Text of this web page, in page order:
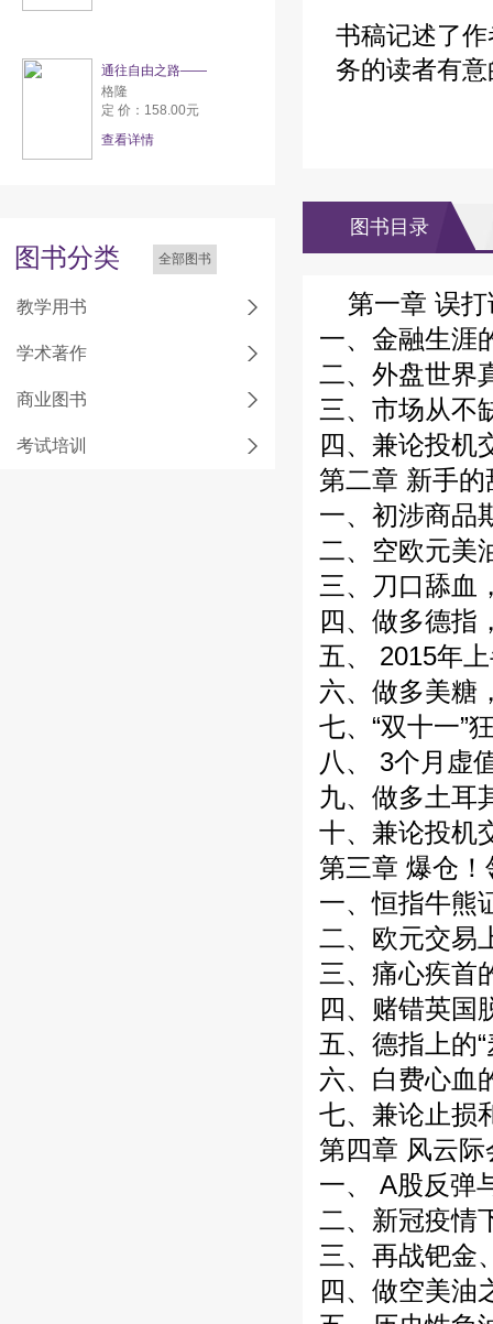
通往自由之路——
格隆
定 价：158.00元
查看详情
图书分类 全部图书
教学用书
学术著作
商业图书
考试培训
书稿记述了
务的读者有
图书目录
第一章 误
一、金融生涯
二、外盘世界
三、市场从不
四、兼论投机
第二章 新手
一、初涉商品
二、空欧元美
三、刀口舔血
四、做多德指
五、 2015年
六、做多美糖
七、“双十一”
八、 3个月虚
九、做多土耳
十、兼论投机
第三章 爆仓
一、恒指牛熊
二、欧元交易
三、痛心疾首
四、赌错英国
五、德指上的
六、白费心血
七、兼论止损
第四章 风云
一、 A股反弹
二、新冠疫情
三、再战钯金
四、做空美油